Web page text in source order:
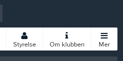
Styrelse Om klubben Mer